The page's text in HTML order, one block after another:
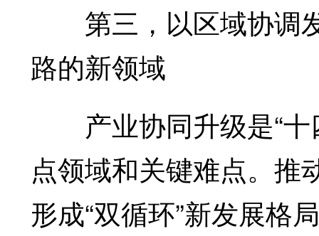
第三，以区域协调
路的新领域
产业协同升级是“十
点领域和关键难点。推
形成“双循环”新发展格